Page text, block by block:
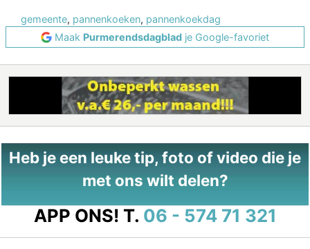
gemeente, pannenkoeken, pannenkoekdag
Maak Purmerendsdagblad je Google-favoriet
Heb je een leuke tip, foto of video die je
met ons wilt delen?
APP ONS! T. 06 - 574 71 321